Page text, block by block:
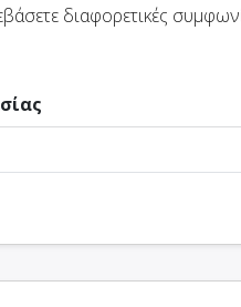
διαφορετικές